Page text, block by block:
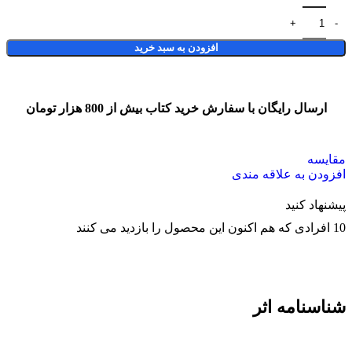
افزودن به سبد خرید
ارسال رایگان با سفارش خرید کتاب بیش از 800 هزار تومان
مقایسه
افزودن به علاقه مندی
پیشنهاد کنید
10 افرادی که هم اکنون این محصول را بازدید می کنند
شناسنامه اثر